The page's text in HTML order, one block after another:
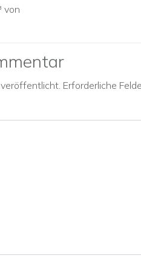
von
Erforderliche